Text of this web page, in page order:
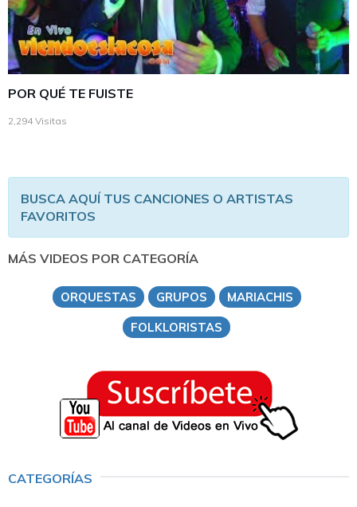
POR QUÉ TE FUISTE
2,294 Visitas
BUSCA AQUÍ TUS CANCIONES O ARTISTAS
FAVORITOS
MÁS VIDEOS POR CATEGORÍA
ORQUESTAS GRUPOS
MARIACHIS
FOLKLORISTAS
CATEGORÍAS